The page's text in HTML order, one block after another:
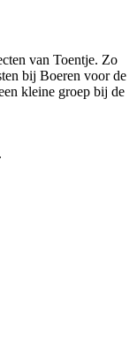
van Toentje. Zo
bij Boeren voor de
kleine groep bij de
.